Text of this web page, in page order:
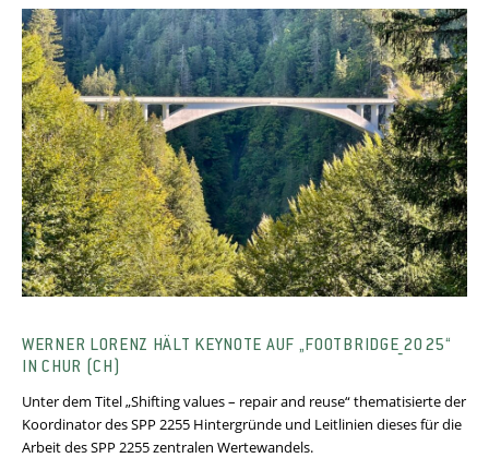
WERNER LORENZ HÄLT KEYNOTE AUF „FOOTBRIDGE_2025“
IN CHUR (CH)
Unter dem Titel „Shifting values – repair and reuse“ thematisierte der
Koordinator des SPP 2255 Hintergründe und Leitlinien dieses für die
Arbeit des SPP 2255 zentralen Wertewandels.